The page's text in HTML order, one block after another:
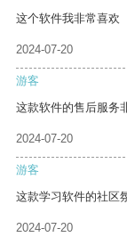
这个软件我非常喜欢
2024-07-20
游客
这款软件的售后服务
2024-07-20
游客
这款学习软件的社区
2024-07-20